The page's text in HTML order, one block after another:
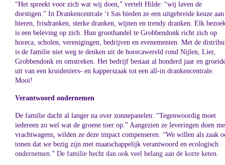
“Het spreekt voor zich wat wij doen,” vertelt Hilde: “wij laven de
dorstigen.” In Drankencentrale ‘t Sas bieden ze een uitgebreide keuze aan
bieren, frisdranken, sterke dranken, wijnen en trendy dranken. Elk
is een beleving op zich. Hun groothandel te Grobbendonk richt zich op
horeca, scholen, verenigingen, bedrijven en evenementen. Met de
is de familie niet weg te denken uit de horecawereld rond Nijlen, Lier,
Grobbendonk en omstreken. Het bedrijf bestaat al honderd jaar en
uit van een kruideniers- en kapperszaak tot een all-in drankencentrale.
Mooi!
Verantwoord ondernemen
De familie dacht al langer na over zonnepanelen: “Tegenwoordig moet
iedereen zo wel wat de groene toer op.” Aangezien ze leveringen doen
vrachtwagens, wilden ze deze impact compenseren. “We willen als zaak
tonen dat we bezig zijn met maatschappelijk verantwoord en ecologisch
ondernemen.” De familie hecht dan ook veel belang aan de korte keten.